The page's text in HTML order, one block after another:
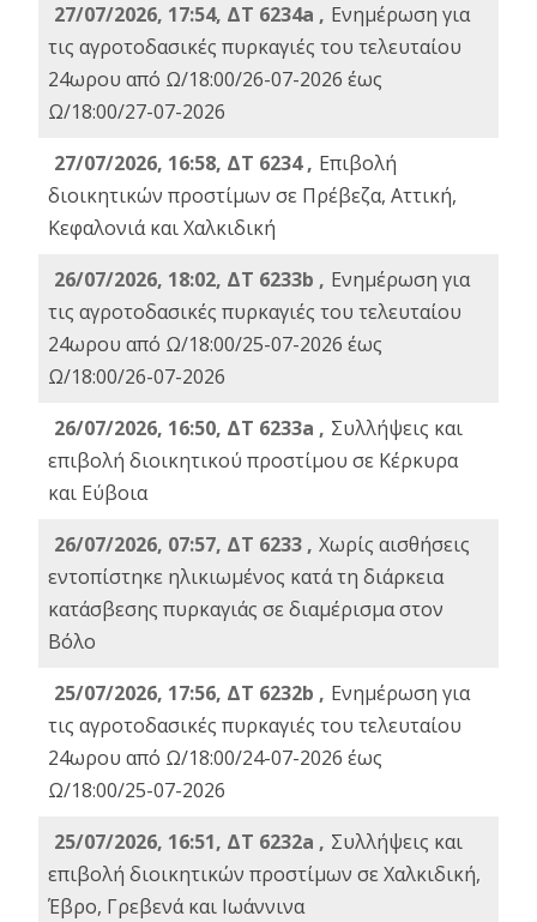
27/07/2026, 17:54, ΔΤ 6234a , Ενημέρωση για
τις αγροτοδασικές πυρκαγιές του τελευταίου
24ωρου από Ω/18:00/26-07-2026 έως
Ω/18:00/27-07-2026
27/07/2026, 16:58, ΔΤ 6234 , Eπιβολή
διοικητικών προστίμων σε Πρέβεζα, Αττική,
Κεφαλονιά και Χαλκιδική
26/07/2026, 18:02, ΔΤ 6233b , Ενημέρωση για
τις αγροτοδασικές πυρκαγιές του τελευταίου
24ωρου από Ω/18:00/25-07-2026 έως
Ω/18:00/26-07-2026
26/07/2026, 16:50, ΔΤ 6233a , Συλλήψεις και
επιβολή διοικητικού προστίμου σε Κέρκυρα
και Εύβοια
26/07/2026, 07:57, ΔΤ 6233 , Χωρίς αισθήσεις
εντοπίστηκε ηλικιωμένος κατά τη διάρκεια
κατάσβεσης πυρκαγιάς σε διαμέρισμα στον
Βόλο
25/07/2026, 17:56, ΔΤ 6232b , Ενημέρωση για
τις αγροτοδασικές πυρκαγιές του τελευταίου
24ωρου από Ω/18:00/24-07-2026 έως
Ω/18:00/25-07-2026
25/07/2026, 16:51, ΔΤ 6232a , Συλλήψεις και
επιβολή διοικητικών προστίμων σε Χαλκιδική,
Έβρο, Γρεβενά και Ιωάννινα